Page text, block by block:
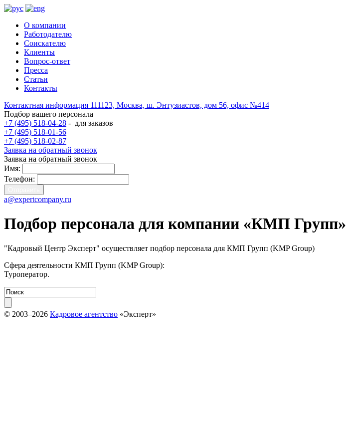
О компании
Работодателю
Соискателю
Клиенты
Вопрос-ответ
Пресса
Статьи
Контакты
Контактная информация 111123, Москва, ш. Энтузиастов, дом 56, офис №414
Подбор вашего персонала
+7 (495) 518-04-28 - для заказов
+7 (495) 518-01-56
+7 (495) 518-02-87
Заявка на обратный звонок
Заявка на обратный звонок
Имя:
Телефон:
a@expertcompany.ru
Подбор персонала для компании «КМП Групп»
"Кадровый Центр Эксперт" осуществляет подбор персонала для КМП Групп (KMP Group)
Сфера деятельности КМП Групп (KMP Group):
Туроператор.
© 2003–2026 Кадровое агентство «Эксперт»